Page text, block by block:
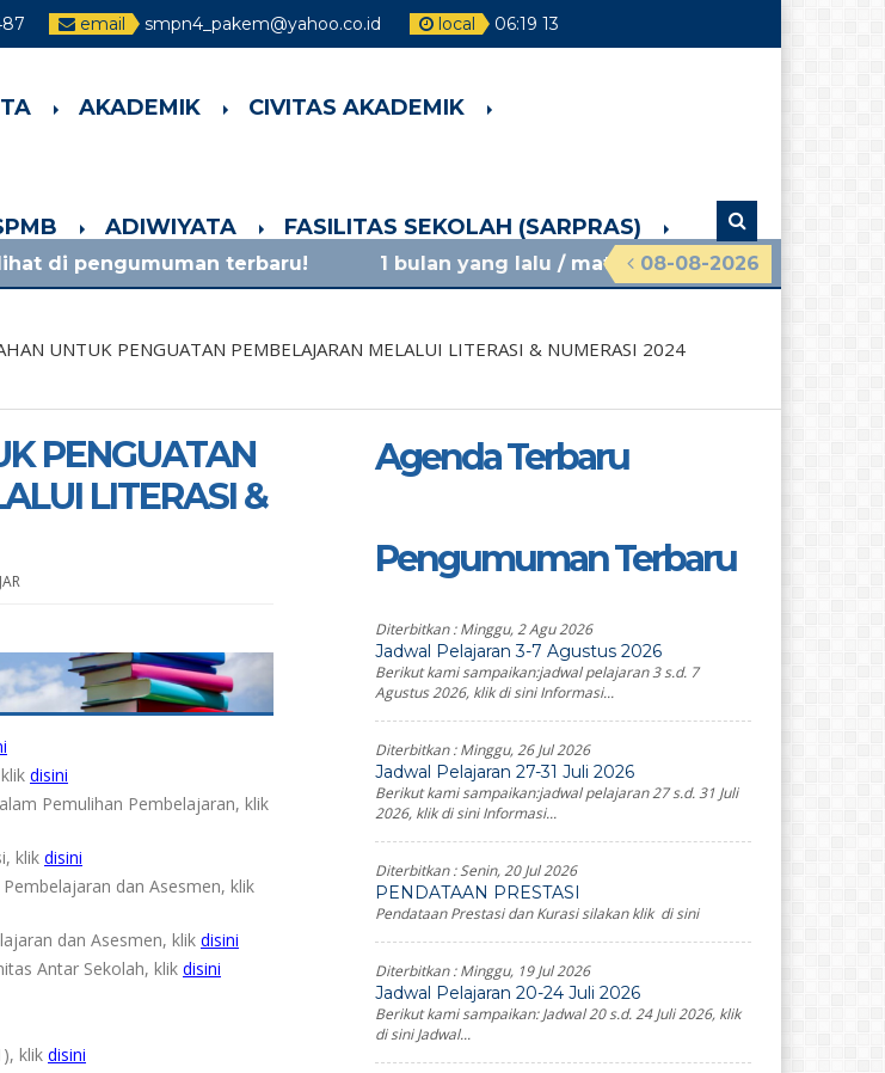
email smpn4_pakem@yahoo.co.id local 06:19 14
AKADEMIK CIVITAS AKADEMIK
ADIWIYATA FASILITAS SEKOLAH (SARPRAS)
08-08-2026
terbaru! 1 bulan yang lalu/ materi sosialisasi mpls ramah 2026 smpn
UNTUK PENGUATAN PEMBELAJARAN MELALUI LITERASI & NUMERASI 2024
PENGUATAN
LITERASI &
disini
Pemulihan Pembelajaran, klik
klik disini
dan Asesmen, klik
dan Asesmen, klik disini
Antar Sekolah, klik disini
klik disini
Agenda Terbaru
Pengumuman Terbaru
Diterbitkan :Minggu, 2 Agu 2026
Jadwal Pelajaran 3-7 Agustus 2026
Berikut kami sampaikan:jadwal pelajaran 3 s.d. 7
Agustus 2026, klik di sini Informasi...
Diterbitkan :Minggu, 26 Jul 2026
Jadwal Pelajaran 27-31 Juli 2026
Berikut kami sampaikan:jadwal pelajaran 27 s.d. 31 Juli
2026, klik di sini Informasi...
Diterbitkan :Senin, 20 Jul 2026
PENDATAAN PRESTASI
Pendataan Prestasi dan Kurasi silakan klik di sini
Diterbitkan :Minggu, 19 Jul 2026
Jadwal Pelajaran 20-24 Juli 2026
Berikut kami sampaikan: Jadwal 20 s.d. 24 Juli 2026, klik
di sini Jadwal...